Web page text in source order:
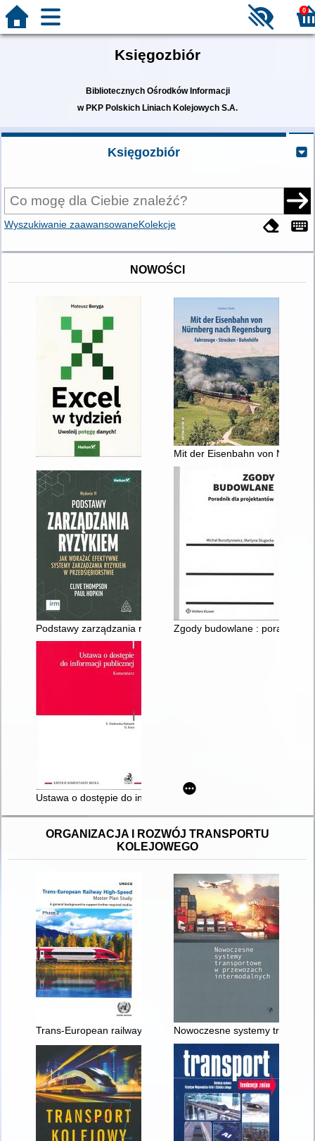
0
Księgozbiór
Bibliotecznych Ośrodków Informacji
w PKP Polskich Liniach Kolejowych S.A.
Księgozbiór
Wyszukiwanie zaawansowaneKolekcje
NOWOŚCI
Mit der Eisenbahn von
Podstawy zarządzania ryzykiem : jak wdrażać efektywne
Zgody budowlane : poradnik
Ustawa o dostępie do informacji publicznej : komentarz
ORGANIZACJA I ROZWÓJ TRANSPORTU
KOLEJOWEGO
Trans-European railway high-speed : master plan study :
Nowoczesne systemy